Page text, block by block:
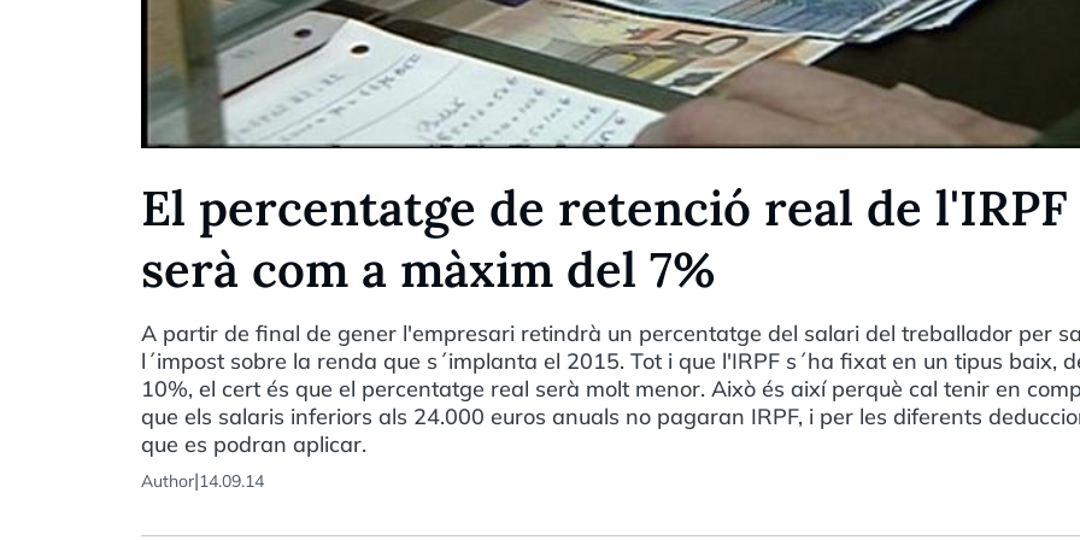
El percentatge de retenció real de l'IRPF
serà com a màxim del 7%
A partir de final de gener l'empresari retindrà un percentatge del salari del treballador per
l´impost sobre la renda que s´implanta el 2015. Tot i que l'IRPF s´ha fixat en un tipus baix,
10%, el cert és que el percentatge real serà molt menor. Això és així perquè cal tenir en
que els salaris inferiors als 24.000 euros anuals no pagaran IRPF, i per les diferents
que es podran aplicar.
Author|14.09.14